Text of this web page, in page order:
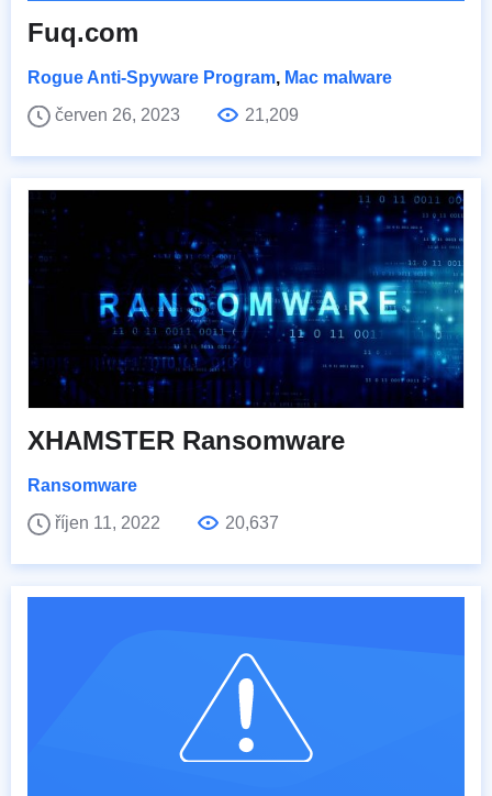
Fuq.com
Rogue Anti-Spyware Program, Mac malware
červen 26, 2023
21,209
XHAMSTER Ransomware
Ransomware
říjen 11, 2022
20,637